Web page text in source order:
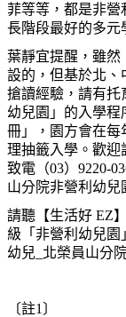
菲等等，都是非
長階段最好的多元
葉靜宜提醒，雖然
設的，但基於北、
搶讀經驗，請有托
幼兒園」的入學
冊」，園方會在每
理抽籤入學。歡迎
致電（03）9220-
山分院非營利幼兒
請聽【生活好 EZ
級「非營利幼兒
幼兒_北榮員山分
〔註1〕